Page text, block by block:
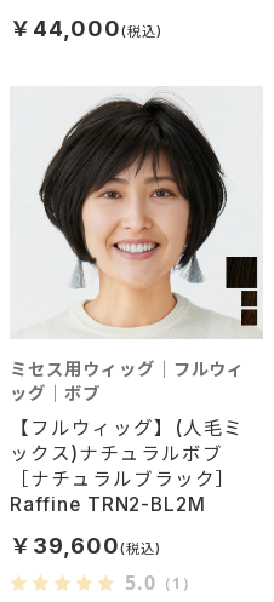
￥44,000
【フルウィッグ】(人毛ミ
ックス)ナチュラルボブ
［ナチュラルブラック］
Raffine TRN2-BL2M
ミセス用ウィッグ｜フルウィ
ッグ｜ボブ
￥39,600
5.0 （1）